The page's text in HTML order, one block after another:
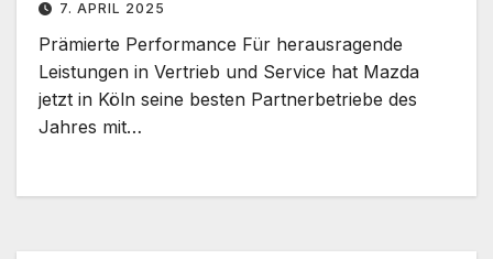
7. APRIL 2025
Prämierte Performance Für herausragende
Leistungen in Vertrieb und Service hat Mazda
jetzt in Köln seine besten Partnerbetriebe des
Jahres mit…